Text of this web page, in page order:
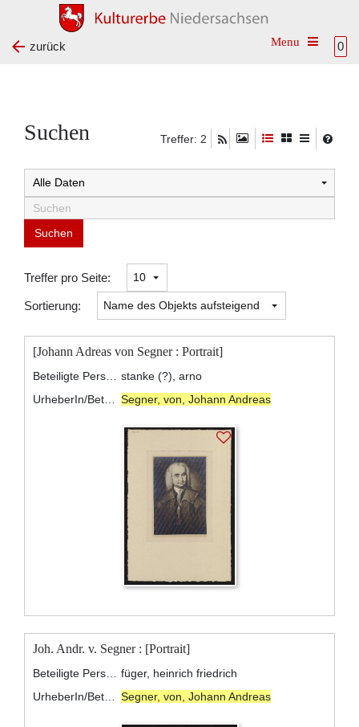
0
Toggle
zurück
Suchen Treffer: 2
Suchtreffer:
Treffer pro Seite:
Sortierung:
[Johann Adreas von Segner : Portrait]
stanke (?), arno
Segner, von, Johann Andreas
Joh. Andr. v. Segner : [Portrait]
füger, heinrich friedrich
Segner, von, Johann Andreas